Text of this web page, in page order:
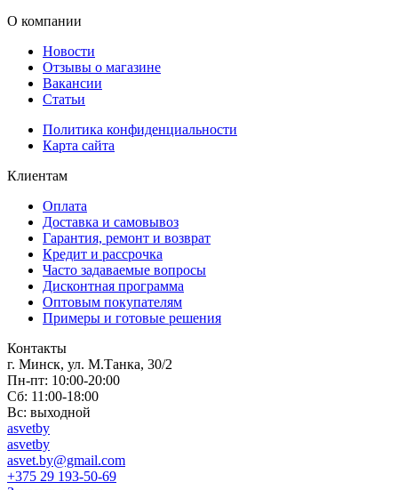
О компании
Новости
Отзывы о магазине
Вакансии
Статьи
Политика конфиденциальности
Карта сайта
Клиентам
Оплата
Доставка и самовывоз
Гарантия, ремонт и возврат
Кредит и рассрочка
Часто задаваемые вопросы
Дисконтная программа
Оптовым покупателям
Примеры и готовые решения
Контакты
г. Минск, ул. М.Танка, 30/2
Пн-пт: 10:00-20:00
Сб: 11:00-18:00
Вс: выходной
asvetby
asvetby
asvet.by@gmail.com
+375 29 193-50-69